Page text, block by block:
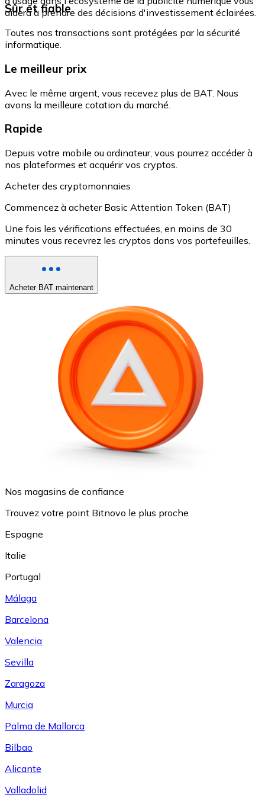
aidera à prendre des décisions d'investissement éclairées.
Sûr et fiable
Toutes nos transactions sont protégées par la sécurité
informatique.
Le meilleur prix
Avec le même argent, vous recevez plus de BAT. Nous
avons la meilleure cotation du marché.
Rapide
Depuis votre mobile ou ordinateur, vous pourrez accéder à
nos plateformes et acquérir vos cryptos.
Acheter des cryptomonnaies
Commencez à acheter Basic Attention Token (BAT)
Une fois les vérifications effectuées, en moins de 30
minutes vous recevrez les cryptos dans vos portefeuilles.
Acheter BAT maintenant
Nos magasins de confiance
Trouvez votre point Bitnovo le plus proche
Espagne
Italie
Portugal
Málaga
Barcelona
Valencia
Sevilla
Zaragoza
Murcia
Palma de Mallorca
Bilbao
Alicante
Valladolid